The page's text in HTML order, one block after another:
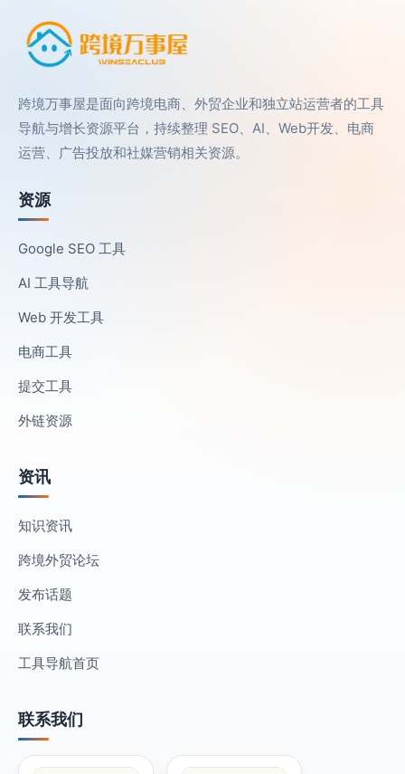
跨境万事屋是面向跨境电商、外贸企业和独立站运营者的工具
导航与增长资源平台，持续整理 SEO、AI、Web开发、电商
运营、广告投放和社媒营销相关资源。
资源
Google SEO 工具
AI 工具导航
Web 开发工具
电商工具
提交工具
外链资源
资讯
知识资讯
跨境外贸论坛
发布话题
联系我们
工具导航首页
联系我们